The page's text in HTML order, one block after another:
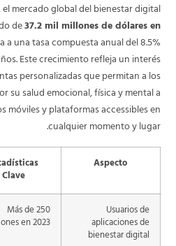
mercado global del bienestar digital
de37.2 mil millones de dólares en
a una tasa compuesta anual del 8.5%
Este crecimiento refleja un interés
personalizadas que permitan a los
su salud emocional, física y mental a
móviles y plataformas accessibles en
cualquier momento y lugar.
Aspecto
Clave
Usuarios de
aplicaciones de
bienestar digital
Más de 250
en 2023